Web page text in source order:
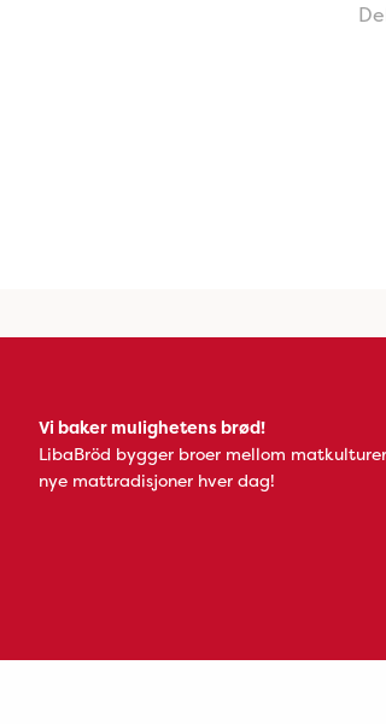
Vi baker mulighetens brød!
LibaBröd bygger broer mellom
nye mattradisjoner hver dag!